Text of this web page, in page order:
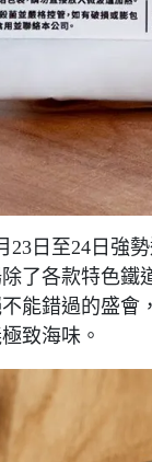
日至24日強
了各款特色鐵
能錯過的盛會
致海味。